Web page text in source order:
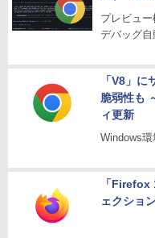
プレビュ
デバッグ自
「V8」
脆弱性も
ィ更新
Windows
「
ェクショ